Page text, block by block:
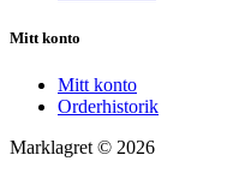
Mitt konto
Mitt konto
Orderhistorik
Marklagret © 2026